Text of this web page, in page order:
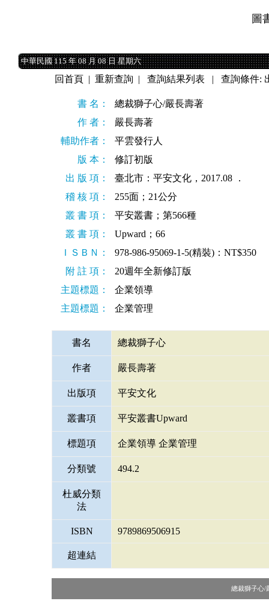
圖
中華民國 115 年 08 月 08 日 星期六
中華民國 115 年 08 月 08 日 星期六
回首頁 |重新查詢 |查詢結果列表 | 查詢條件:
書 名：
總裁獅子心/嚴長壽著
作 者：
嚴長壽著
輔助作者：
平雲發行人
版 本：
修訂初版
出 版 項：
臺北市：平安文化，2017.08 ．
稽 核 項：
255面；21公分
叢 書 項：
平安叢書；第566種
叢 書 項：
Upward；66
ＩＳＢＮ：
978-986-95069-1-5(精裝)：NT$350
附 註 項：
20週年全新修訂版
主題標題：
企業領導
主題標題：
企業管理
書名 總裁獅子心
作者 嚴長壽著
出版項 平安文化
叢書項 平安叢書Upward
標題項 企業領導 企業管理
分類號 494.2
杜威分類
法
ISBN 9789869506915
超連結
總裁獅子心/